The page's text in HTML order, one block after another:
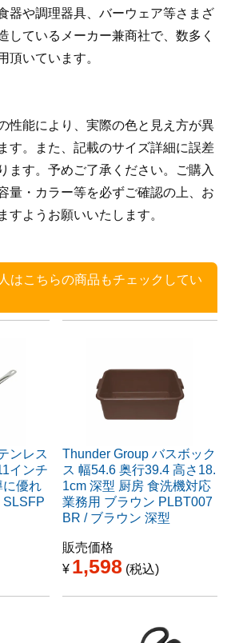
器や調理器具、バーウェア等さまざ
しているメーカー兼商社で、数多く
頂いています。
性能により、実際の色と見え方が異
す。また、記載のサイズ詳細に誤差
ます。予めご了承ください。ご購入
量・カラー等を必ずご確認の上、お
すようお願いいたします。
はこちらの商品もチェックしてい
ンレス
インチ
に優れ
SLSFP
Thunder Group バスボック
ス 幅54.6 奥行39.4 高さ18.
1cm 深型 厨房 食洗機対応
業務用 ブラウン PLBT007
BR / ブラウン 深型
販売価格
¥ 1,598 税込